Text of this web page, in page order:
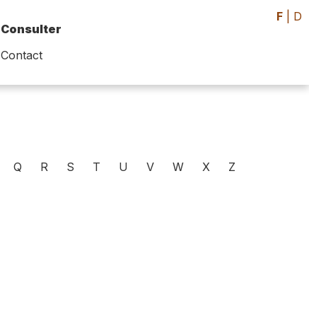
Consulter
Contact
F D
Q R S T U V W X Z